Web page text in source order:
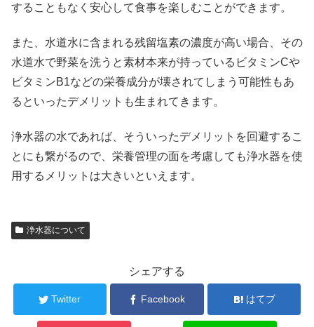
することもなく安心して食事を楽しむことができます。
また、水道水に含まれる残留塩素の濃度が高い場合、その
水道水で野菜を洗うと素材本来が持っているビタミンCや
ビタミンB1などの栄養成分が壊されてしまう可能性もあ
るといったデメリットも生まれてきます。
浄水器の水であれば、そういったデメリットを回避するこ
とにも繋がるので、栄養管理の面を考慮しても浄水器を使
用するメリットは大きいといえます。
浄水器について
シェアする
Twitter Facebook はてブ